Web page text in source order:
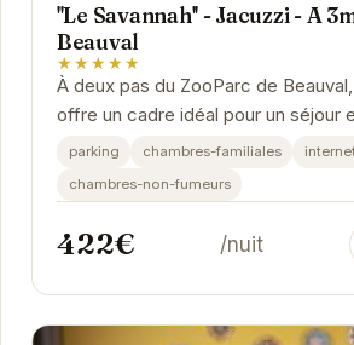
''Le Savannah'' - Jacuzzi - A
Beauval
★★★★★
À deux pas du ZooParc de Beauval,
offre un cadre idéal pour un séjour
entre amis. Détendez-vous dans le
parking chambres-familiales
chambres-non-fumeurs
422€ /nuit